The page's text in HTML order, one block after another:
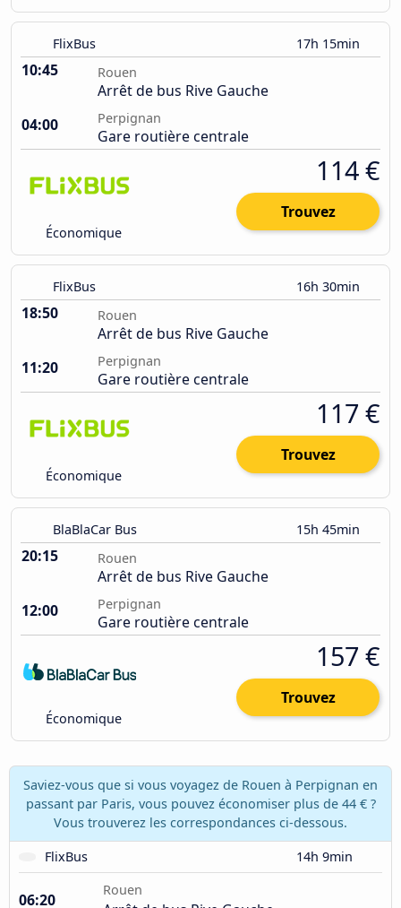
FlixBus 17h 15min
10:45 Rouen
Arrêt de bus Rive Gauche
04:00
Perpignan
Gare routière centrale
Économique
114 €
Trouvez
FlixBus 16h 30min
18:50 Rouen
Arrêt de bus Rive Gauche
11:20
Perpignan
Gare routière centrale
Économique
117 €
Trouvez
BlaBlaCar Bus 15h 45min
20:15 Rouen
Arrêt de bus Rive Gauche
12:00
Perpignan
Gare routière centrale
Économique
157 €
Trouvez
Saviez-vous que si vous voyagez de Rouen à Perpignan en
passant par Paris, vous pouvez économiser plus de 44 € ?
Vous trouverez les correspondances ci-dessous.
FlixBus
14h 9min
06:20
Rouen